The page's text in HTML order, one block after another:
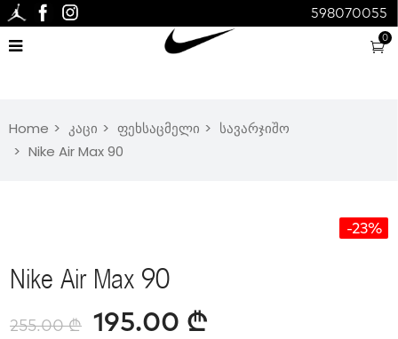
0
598070055
Home კაცი ფეხსაცმელი
სავარჯიშო
Nike Air Max 90
-23%
Nike Air Max 90
255.00₾ 195.00 ₾